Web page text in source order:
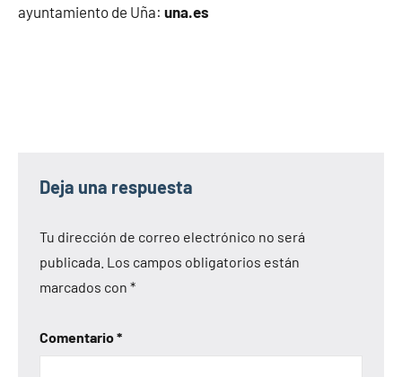
ayuntamiento de Uña: una.es
Deja una respuesta
Tu dirección de correo electrónico no será
publicada. Los campos obligatorios están
marcados con *
Comentario*